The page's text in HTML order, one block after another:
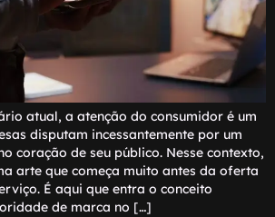
atual, a atenção do consumidor é um
disputam incessantemente por um
coração de seu público. Nesse contexto,
arte que começa muito antes da oferta
É aqui que entra o conceito
de marca no […]